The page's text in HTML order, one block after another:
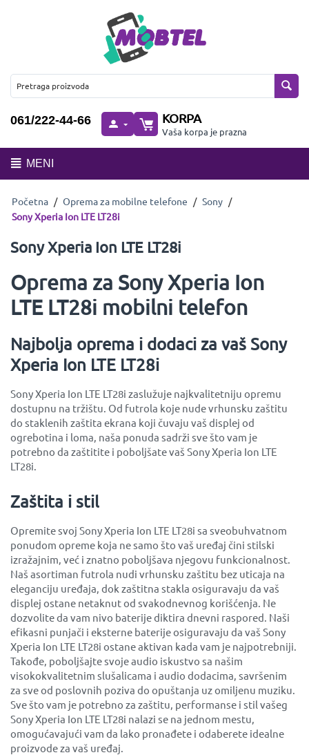
061/222-44-66 KORPA
Vaša korpa je prazna
MENI
Početna / Oprema za mobilne telefone / Sony /
Sony Xperia Ion LTE LT28i
Sony Xperia Ion LTE LT28i
Oprema za Sony Xperia Ion
LTE LT28i mobilni telefon
Najbolja oprema i dodaci za vaš Sony
Xperia Ion LTE LT28i
Sony Xperia Ion LTE LT28i zaslužuje najkvalitetniju opremu
dostupnu na tržištu. Od futrola koje nude vrhunsku zaštitu
do staklenih zaštita ekrana koji čuvaju vaš displej od
ogrebotina i loma, naša ponuda sadrži sve što vam je
potrebno da zaštitite i poboljšate vaš Sony Xperia Ion LTE
LT28i.
Zaštita i stil
Opremite svoj Sony Xperia Ion LTE LT28i sa sveobuhvatnom
ponudom opreme koja ne samo što vaš uređaj čini stilski
izražajnim, već i znatno poboljšava njegovu funkcionalnost.
Naš asortiman futrola nudi vrhunsku zaštitu bez uticaja na
eleganciju uređaja, dok zaštitna stakla osiguravaju da vaš
displej ostane netaknut od svakodnevnog korišćenja. Ne
dozvolite da vam nivo baterije diktira dnevni raspored. Naši
efikasni punjači i eksterne baterije osiguravaju da vaš Sony
Xperia Ion LTE LT28i ostane aktivan kada vam je najpotrebniji.
Takođe, poboljšajte svoje audio iskustvo sa našim
visokokvalitetnim slušalicama i audio dodacima, savršenim
za sve od poslovnih poziva do opuštanja uz omiljenu muziku.
Sve što vam je potrebno za zaštitu, performanse i stil vašeg
Sony Xperia Ion LTE LT28i nalazi se na jednom mestu,
omogućavajući vam da lako pronađete i odaberete idealne
proizvode za vaš uređaj.